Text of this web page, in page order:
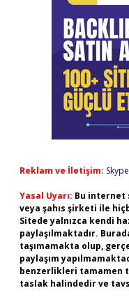
Reklam ve İletişim:
Yasal Uyarı: Bu internet
veya şahıs şirketi ile
Sitede yalnızca kendi
paylaşılmaktadır.
taşımamakta olup,
paylaşım
benzerlikleri tamamen
taslak halindedir ve